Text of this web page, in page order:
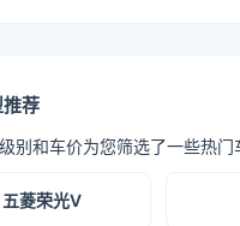
荐
别和车价为您筛选了一些热门
五菱荣光V